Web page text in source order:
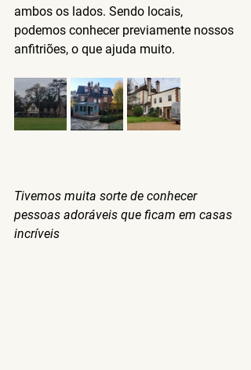
ambos os lados. Sendo locais,
podemos conhecer previamente nossos
anfitriões, o que ajuda muito.
Tivemos muita sorte de conhecer
pessoas adoráveis que ficam em casas
incríveis